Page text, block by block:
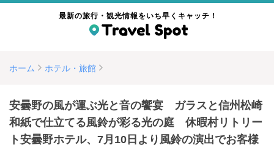
最新の旅行・観光情報をいち早くキャッチ！
ホーム ホテル・旅館
安曇野の風が運ぶ光と音の饗宴 ガラスと信州松崎
和紙で仕立てる風鈴が彩る光の庭 休暇村リトリー
ト安曇野ホテル、7月10日より風鈴の演出でお客様